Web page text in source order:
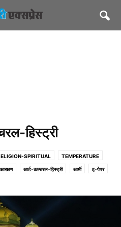
हिस्ट्री
SPIRITUAL TEMPERATURE
आरक्षण आर्ट-कल्चरल-हिस्ट्री आर्मी इ-पेपर
खाना खजाना खिलाफ चुनाव आयोग
विदेश धर्म-अध्यात्म